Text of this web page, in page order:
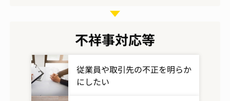
不祥事対応等
従業員や取引先の不正を明らか
にしたい